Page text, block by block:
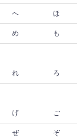
へ ほ
め も
れ ろ
げ ご
ぜ ぞ